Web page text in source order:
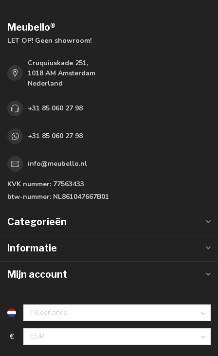
Meubello®
LET OP! Geen showroom!
Cruquiuskade 251,
1018 AM Amsterdam
Nederland
+31 85 060 27 98
+31 85 060 27 98
info@meubello.nl
KVK nummer: 77563433
btw-nummer: NL861047667B01
Categorieën
Informatie
Mijn account
€